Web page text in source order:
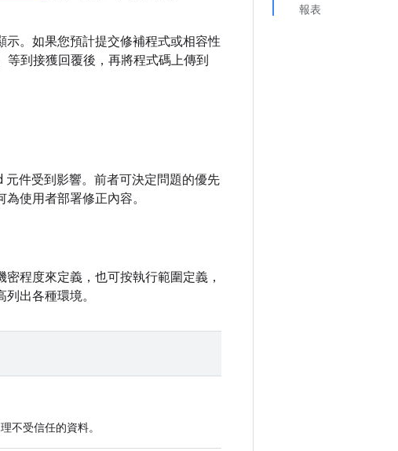
報表
。如果您預計提交修補程式或相容性
等到接獲回覆後，再將程式碼上傳到
件受到影響。前者可決定問題的優先
使用者部署修正內容。
程度來定義，也可按執行範圍定義，
出各種環境。
不受信任的資料。